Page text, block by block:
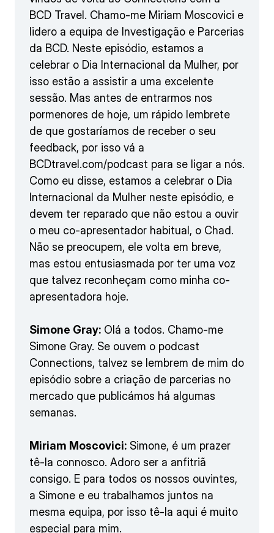
BCD Travel. Chamo-me Miriam Moscovici e
lidero a equipa de Investigação e Parcerias
da BCD. Neste episódio, estamos a
celebrar o Dia Internacional da Mulher, por
isso estão a assistir a uma excelente
sessão. Mas antes de entrarmos nos
pormenores de hoje, um rápido lembrete
de que gostaríamos de receber o seu
feedback, por isso vá a
BCDtravel.com/podcast para se ligar a nós.
Como eu disse, estamos a celebrar o Dia
Internacional da Mulher neste episódio, e
devem ter reparado que não estou a ouvir
o meu co-apresentador habitual, o Chad.
Não se preocupem, ele volta em breve,
mas estou entusiasmada por ter uma voz
que talvez reconheçam como minha co-
apresentadora hoje.
Simone Gray: Olá a todos. Chamo-me
Simone Gray. Se ouvem o podcast
Connections, talvez se lembrem de mim do
episódio sobre a criação de parcerias no
mercado que publicámos há algumas
semanas.
Miriam Moscovici: Simone, é um prazer
tê-la connosco. Adoro ser a anfitriã
consigo. E para todos os nossos ouvintes,
a Simone e eu trabalhamos juntos na
mesma equipa, por isso tê-la aqui é muito
especial para mim.